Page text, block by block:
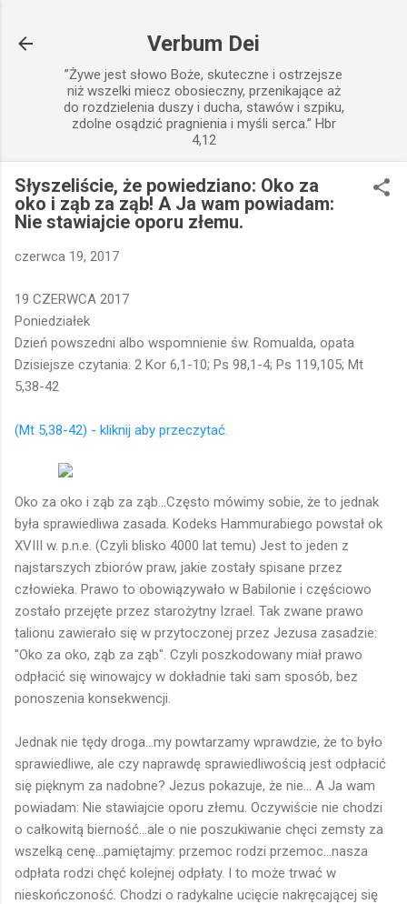
Verbum Dei
”Żywe jest słowo Boże, skuteczne i ostrzejsze
niż wszelki miecz obosieczny, przenikające aż
do rozdzielenia duszy i ducha, stawów i szpiku,
zdolne osądzić pragnienia i myśli serca.” Hbr
4,12
Słyszeliście, że powiedziano: Oko za
oko i ząb za ząb! A Ja wam powiadam:
Nie stawiajcie oporu złemu.
czerwca 19, 2017
19 CZERWCA 2017
Poniedziałek
Dzień powszedni albo wspomnienie św. Romualda, opata
Dzisiejsze czytania: 2 Kor 6,1-10; Ps 98,1-4; Ps 119,105; Mt
5,38-42
(Mt 5,38-42) - kliknij aby przeczytać.
Oko za oko i ząb za ząb...Często mówimy sobie, że to jednak
była sprawiedliwa zasada. Kodeks Hammurabiego powstał ok
XVIII w. p.n.e. (Czyli blisko 4000 lat temu) Jest to jeden z
najstarszych zbiorów praw, jakie zostały spisane przez
człowieka. Prawo to obowiązywało w Babilonie i częściowo
zostało przejęte przez starożytny Izrael. Tak zwane prawo
talionu zawierało się w przytoczonej przez Jezusa zasadzie:
"Oko za oko, ząb za ząb". Czyli poszkodowany miał prawo
odpłacić się winowajcy w dokładnie taki sam sposób, bez
ponoszenia konsekwencji.
Jednak nie tędy droga...my powtarzamy wprawdzie, że to było
sprawiedliwe, ale czy naprawdę sprawiedliwością jest odpłacić
się pięknym za nadobne? Jezus pokazuje, że nie... A Ja wam
powiadam: Nie stawiajcie oporu złemu. Oczywiście nie chodzi
o całkowitą bierność...ale o nie poszukiwanie chęci zemsty za
wszelką cenę...pamiętajmy: przemoc rodzi przemoc...nasza
odpłata rodzi chęć kolejnej odpłaty. I to może trwać w
nieskończoność. Chodzi o radykalne ucięcie nakręcającej się